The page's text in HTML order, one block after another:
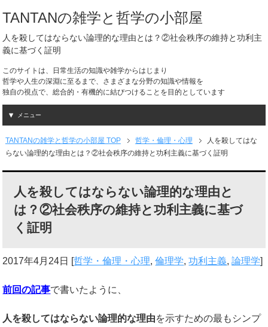
TANTANの雑学と哲学の小部屋
人を殺してはならない論理的な理由とは？②社会秩序の維持と功利主
義に基づく証明
このサイトは、日常生活の知識や雑学からはじまり
哲学や人生の深淵に至るまで、さまざまな分野の知識や情報を
独自の視点で、総合的・有機的に結びつけることを目的としています
メニュー
TANTANの雑学と哲学の小部屋 TOP 哲学・倫理・心理
人を殺してはな
らない論理的な理由とは？②社会秩序の維持と功利主義に基づく証明
人を殺してはならない論理的な理由と
は？②社会秩序の維持と功利主義に基づ
く証明
2017年4月24日 [哲学・倫理・心理,倫理学,功利主義,論理学]
前回の記事で書いたように、
人を殺してはならない論理的な理由を示すための最もシンプ